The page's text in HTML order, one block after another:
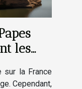
les
sur la France
Cependant,